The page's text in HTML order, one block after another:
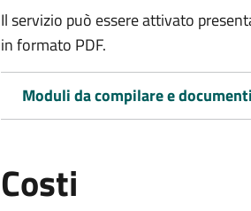
Il servizio può essere attivato
in formato PDF.
Moduli da compilare e
Costi